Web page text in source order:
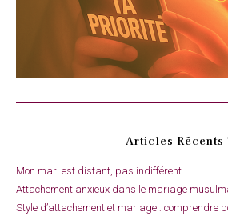
Articles Récents
Mon mari est distant, pas indifférent
Attachement anxieux dans le mariage
Style d’attachement et mariage : comprendre